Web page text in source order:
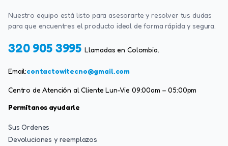
Nuestro equipo está listo para asesorarte y resolver tus dudas
para que encuentres el producto ideal de forma rápida y segura.
320 905 3995 Llamadas en Colombia.
Email:contactowitecno@gmail.com
Centro de Atención al Cliente Lun-Vie 09:00am – 05:00pm
Permítanos ayudarle
Sus Ordenes
Devoluciones y reemplazos